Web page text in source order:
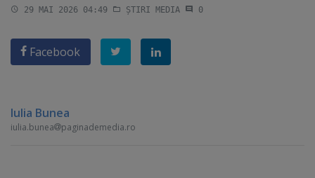
29 MAI 2026 04:49 ȘTIRI MEDIA 0
Facebook
Iulia Bunea
iulia.bunea paginademedia.ro